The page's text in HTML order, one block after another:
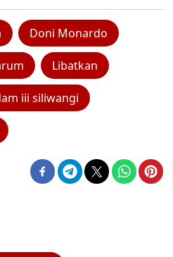
Doni Monardo
Libatkan
iii siliwangi